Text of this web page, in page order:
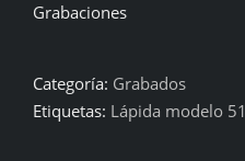
Grabaciones
Categoría: Grabados
Etiquetas: Lápida modelo 51